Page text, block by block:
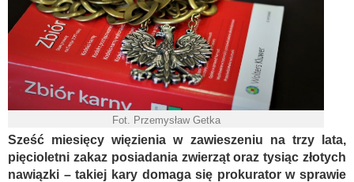
Fot. Przemysław Getka
Sześć miesięcy więzienia w zawieszeniu na trzy lata,
pięcioletni zakaz posiadania zwierząt oraz tysiąc złotych
nawiązki – takiej kary domaga się prokurator w sprawie